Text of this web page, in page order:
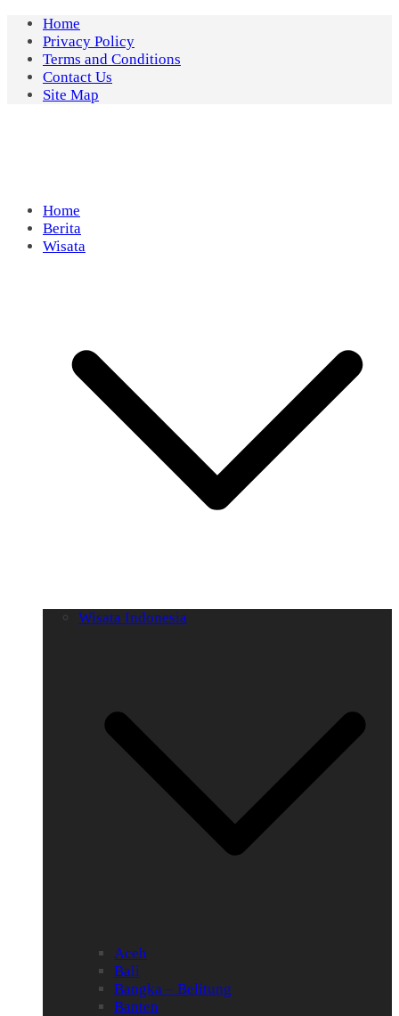
Skip
content
Home
Privacy Policy
Terms and Conditions
Contact Us
Site Map
Home
Berita
Wisata
Wisata Indonesia
Aceh
Bali
Bangka – Belitung
Banten